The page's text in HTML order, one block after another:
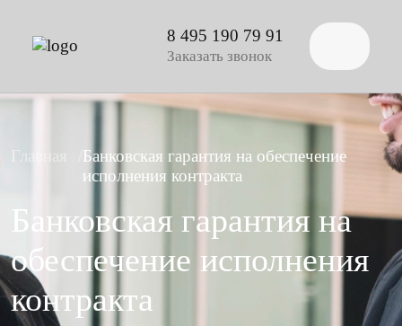
8 495 190 79 91
Заказать звонок
Банковская гарантия на обеспечение
исполнения контракта
Банковская гарантия на
обеспечение исполнения
контракта